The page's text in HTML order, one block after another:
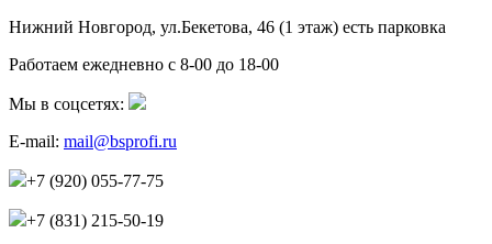
Нижний Новгород, ул.Бекетова, 46 (1 этаж) есть парковка
Работаем ежедневно с 8-00 до 18-00
Мы в соцсетях:
E-mail: mail@bsprofi.ru
+7 (920) 055-77-75
+7 (831) 215-50-19